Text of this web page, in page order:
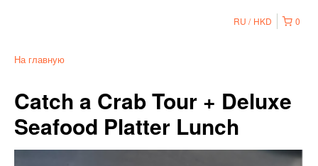
0
RU HKD
На главную
Catch a Crab Tour + Deluxe
Seafood Platter Lunch